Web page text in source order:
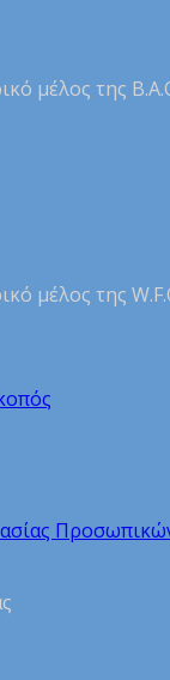
μέλος της
μέλος της